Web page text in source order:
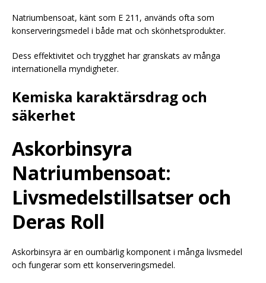
Natriumbensoat, känt som E 211, används ofta som
konserveringsmedel i både mat och skönhetsprodukter.
Dess effektivitet och trygghet har granskats av många
internationella myndigheter.
Kemiska karaktärsdrag och
säkerhet
Askorbinsyra
Natriumbensoat:
Livsmedelstillsatser och
Deras Roll
Askorbinsyra är en oumbärlig komponent i många livsmedel
och fungerar som ett konserveringsmedel.